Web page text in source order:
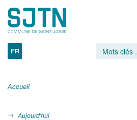
FR
Accueil
Aujourd'hui